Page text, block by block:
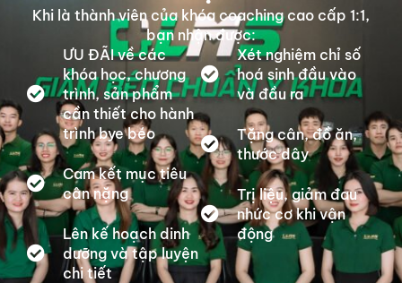
Khi là thành viên của khóa coaching cao cấp 1:1,
bạn nhận được:
ƯU ĐÃI về các
khóa học, chương
trình, sản phẩm
cần thiết cho hành
trình bye béo
Cam kết mục tiêu
cân nặng
Lên kế hoạch dinh
dưỡng và tập luyện
chi tiết
Xét nghiệm chỉ số
hoá sinh đầu vào
và đầu ra
Tặng cân, đồ ăn,
thước dây
Trị liệu, giảm đau
nhức cơ khi vận
động